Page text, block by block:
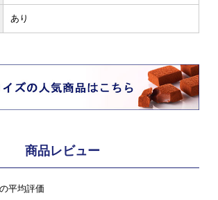
あり
商品レビュー
平均評価